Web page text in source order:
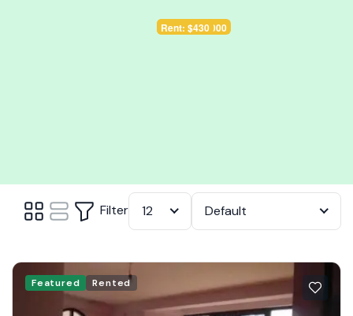
Sale: $128.000
Rent: $430
Filter 12 Default
Featured Rented